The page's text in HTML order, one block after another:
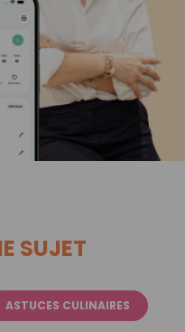
SUJET
ASTUCES CULINAIRES